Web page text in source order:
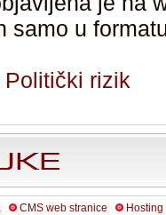
samo u
rizik
CMS web stranice